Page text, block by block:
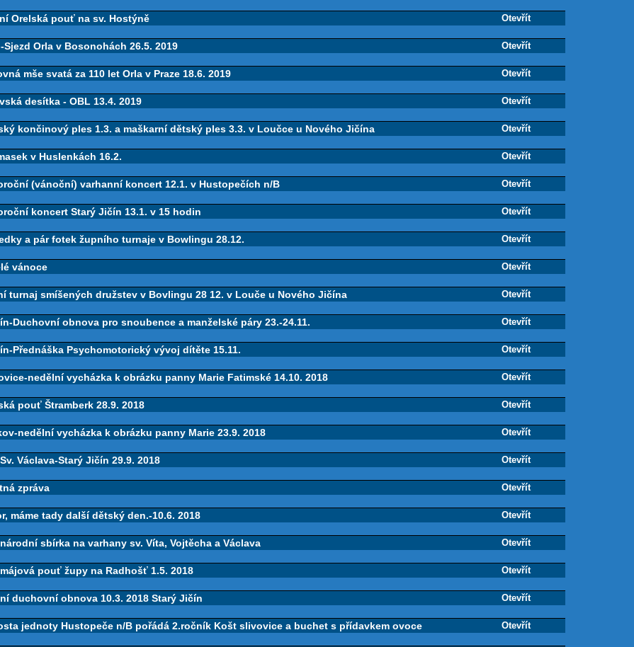
Orelská pouť na sv. Hostýně Otevřít
Orla v Bosonohách 26.5. 2019 Otevřít
mše svatá za 110 let Orla v Praze 18.6. 2019 Otevřít
desítka - OBL 13.4. 2019 Otevřít
končinový ples 1.3. a maškarní dětský ples 3.3. v Loučce u Nového Jičína Otevřít
v Huslenkách 16.2. Otevřít
(vánoční) varhanní koncert 12.1. v Hustopečích n/B Otevřít
koncert Starý Jičín 13.1. v 15 hodin Otevřít
a pár fotek župního turnaje v Bowlingu 28.12. Otevřít
vánoce Otevřít
turnaj smíšených družstev v Bovlingu 28 12. v Louče u Nového Jičína Otevřít
Duchovní obnova pro snoubence a manželské páry 23.-24.11. Otevřít
Přednáška Psychomotorický vývoj dítěte 15.11. Otevřít
nedělní vycházka k obrázku panny Marie Fatimské 14.10. 2018 Otevřít
pouť Štramberk 28.9. 2018 Otevřít
nedělní vycházka k obrázku panny Marie 23.9. 2018 Otevřít
Václava-Starý Jičín 29.9. 2018 Otevřít
zpráva Otevřít
máme tady další dětský den.-10.6. 2018 Otevřít
sbírka na varhany sv. Víta, Vojtěcha a Václava Otevřít
pouť župy na Radhošť 1.5. 2018 Otevřít
duchovní obnova 10.3. 2018 Starý Jičín Otevřít
jednoty Hustopeče n/B pořádá 2.ročník Košt slivovice a buchet s přídavkem ovoce Otevřít